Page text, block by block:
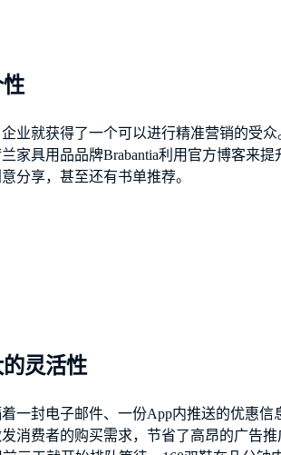
业就获得了一个可以进行精准营销的受
家具用品品牌Brabantia利用官方博客来
分享，甚至还有书单推荐。
灵活性
一封电子邮件、一份App内推送的优惠
消费者的购买需求，节省了高昂的广告